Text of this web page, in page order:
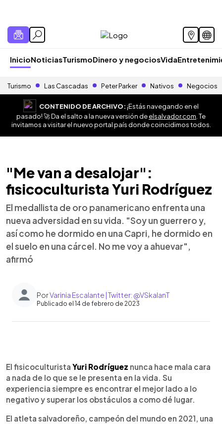
InicioNoticiasTurismoDinero y negociosVida
Turismo Las Cascadas Peter Parker Nativos Negocios
CONTENIDO DE ARCHIVO:¡Estás navegando en el
pasado! 🚀 Da el salto a la nueva versión deelsalvador.com . Te
invitamos a visitar el nuevo portal país donde coincidimos todos.
"Me van a desalojar":
fisicoculturista Yuri Rodríguez
El medallista de oro panamericano enfrenta una
nueva adversidad en su vida. "Soy un guerrero y,
así como he dormido en una Capri, he dormido en
el suelo en una cárcel. No me voy a ahuevar",
afirmó
PorVarinia Escalante | Twitter: @VSkalanT
Publicado el 14 de febrero de 2023
Escuchar artículo
El fisicoculturista Yuri Rodríguez nunca hace mala cara
a nada de lo que se le presenta en la vida. Su
experiencia siempre es encontrar el mejor lado a lo
negativo y superar los obstáculos a como dé lugar.
El atleta salvadoreño, campeón del mundo en 2021, una